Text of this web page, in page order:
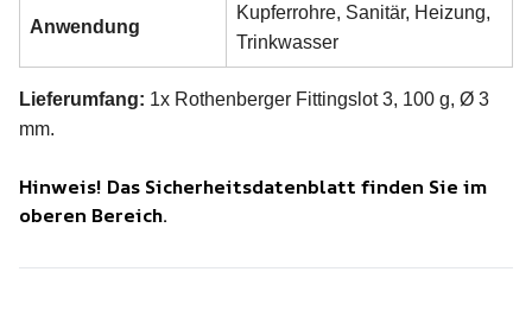
Anwendung
Kupferrohre, Sanitär, Heizung,
Trinkwasser
Lieferumfang: 1x Rothenberger Fittingslot 3, 100 g, Ø 3
mm.
Hinweis! Das Sicherheitsdatenblatt finden Sie im
oberen Bereich.